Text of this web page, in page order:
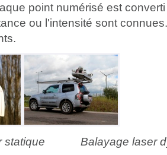
point numérisé est
ou l'intensité sont
statique Balayage laser